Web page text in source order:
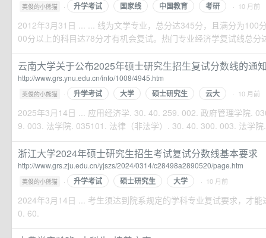
英俊的小熊猫 · 升学考试 国家线 中国教育 考研 · 10 月前
2012年3月31日 ... ... 线为文学专业，总分达345分，且满分为100
00分以上的科目达78分才有机会复试。热门专业经济学复试线总分
云南大学关于公布2025年硕士研究生招生复试分数线的通
http://www.grs.ynu.edu.cn/info/1008/4945.htm
英俊的小熊猫 · 升学考试 大学 硕士研究生 云大 · 10 月前
2025年3月14日 ... 应用经济学. 30. 40. 259. 002. 政府管理学院.
9. 003. 法学院. 035101. 法律（非法学）. 30. 40. 300. 003. 法学
浙江大学2024年硕士研究生招生考试复试分数线基本要求
http://www.grs.zju.edu.cn/yjszs/2024/0314/c28498a2890520/page.htm
英俊的小熊猫 · 升学考试 硕士研究生 大学 · 10 月前
2024年3月14日 ... 考生须达到院系规定的学科专业复试要求，才
0. 60.